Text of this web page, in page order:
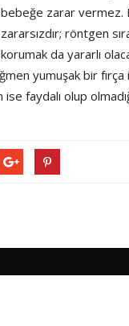
bebeğe zarar vermez.
zararsızdır; röntgen
korumak da yararlı
yumuşak bir fırça
faydalı olup